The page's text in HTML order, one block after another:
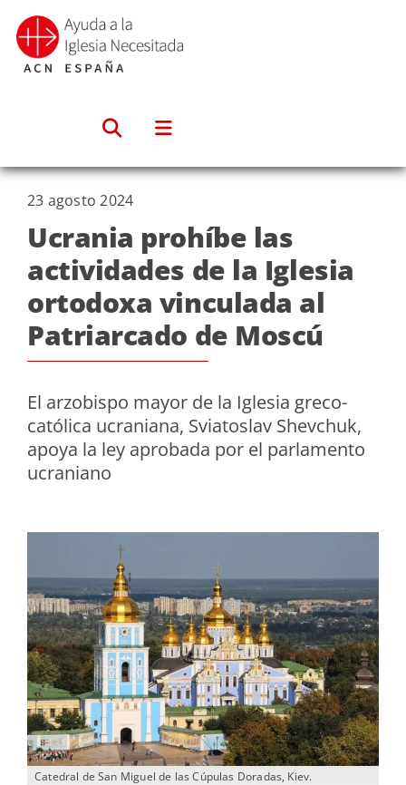
Saltar
contenido
Catedral de San Miguel de las Cúpulas Doradas, Kiev.
23 agosto 2024
Ucrania prohíbe las
actividades de la Iglesia
ortodoxa vinculada al
Patriarcado de Moscú
El arzobispo mayor de la Iglesia greco-
católica ucraniana, Sviatoslav Shevchuk,
apoya la ley aprobada por el parlamento
ucraniano